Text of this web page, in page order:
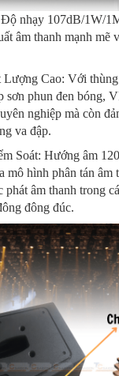
nhạy 107dB/1W/
âm thanh mạnh mẽ
Lượng Cao: Với
sơn phun đen bóng,
nghiệp mà còn
va đập.
Soát: Hướng âm
mô hình phân tán âm
phát âm thanh trong
đông đúc.